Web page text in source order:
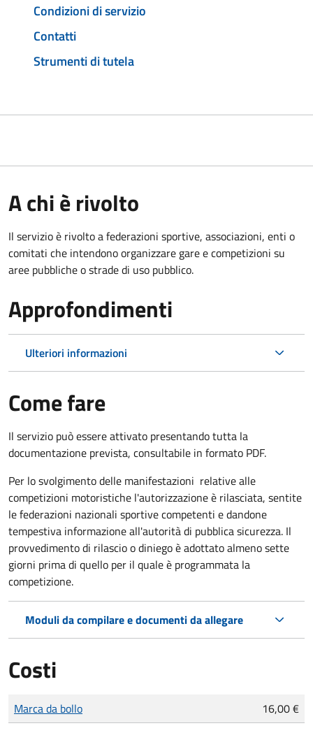
Condizioni di servizio
Contatti
Strumenti di tutela
A chi è rivolto
Il servizio è rivolto a federazioni sportive, associazioni, enti o
comitati che intendono organizzare gare e competizioni su
aree pubbliche o strade di uso pubblico.
Approfondimenti
Ulteriori informazioni
Come fare
Il servizio può essere attivato presentando tutta la
documentazione prevista, consultabile in formato PDF.
Per lo svolgimento delle manifestazioni relative alle
competizioni motoristiche l'autorizzazione è rilasciata, sentite
le federazioni nazionali sportive competenti e dandone
tempestiva informazione all'autorità di pubblica sicurezza. Il
provvedimento di rilascio o diniego è adottato almeno sette
giorni prima di quello per il quale è programmata la
competizione.
Moduli da compilare e documenti da allegare
Costi
Tipo di pagamento
Importo
Marca da bollo 16,00 €